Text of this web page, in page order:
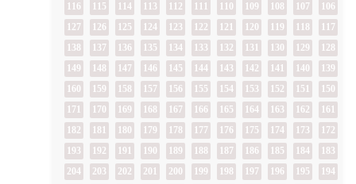
106
107
108
109
112
113
114
115
116
117
118
119
120
121
122
123
124
125
126
127
128
129
130
131
132
133
134
135
136
137
138
139
140
141
142
143
144
145
146
147
148
149
150
151
152
153
154
155
156
157
158
159
160
161
162
163
164
165
166
167
168
169
170
171
172
173
174
175
176
177
178
179
180
181
182
183
184
185
186
187
188
189
190
191
192
193
194
195
196
197
198
199
200
201
202
203
204